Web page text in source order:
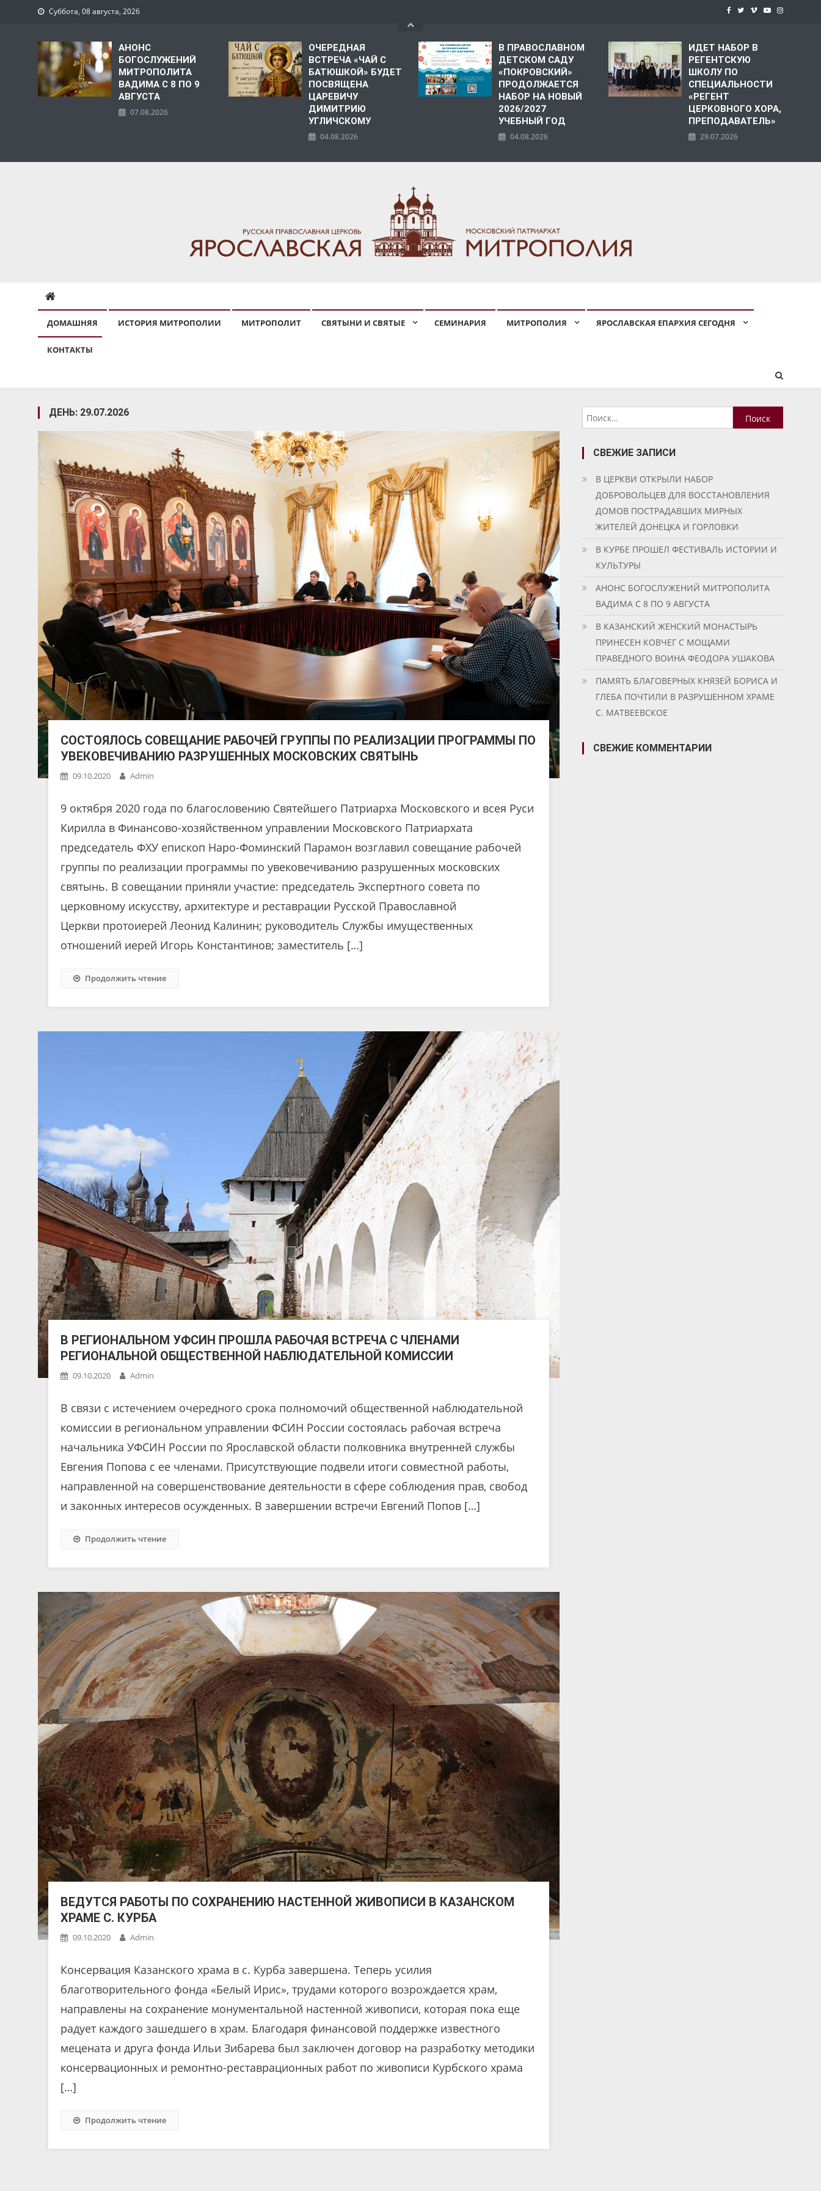
Суббота, 08 августа, 2026
АНОНС
БОГОСЛУЖЕНИЙ
МИТРОПОЛИТА
ВАДИМА С 8 ПО 9
АВГУСТА
07.08.2026
ОЧЕРЕДНАЯ
ВСТРЕЧА «ЧАЙ С
БАТЮШКОЙ» БУДЕТ
ПОСВЯЩЕНА
ЦАРЕВИЧУ
ДИМИТРИЮ
УГЛИЧСКОМУ
04.08.2026
В ПРАВОСЛАВНОМ
ДЕТСКОМ САДУ
«ПОКРОВСКИЙ»
ПРОДОЛЖАЕТСЯ
НАБОР НА НОВЫЙ
2026/2027
УЧЕБНЫЙ ГОД
04.08.2026
ИДЕТ НАБОР В
РЕГЕНТСКУЮ
ШКОЛУ ПО
СПЕЦИАЛЬНОСТИ
«РЕГЕНТ
ЦЕРКОВНОГО ХОРА,
ПРЕПОДАВАТЕЛЬ»
29.07.2026
ДОМАШНЯЯ ИСТОРИЯ МИТРОПОЛИИ МИТРОПОЛИТ СВЯТЫНИ И СВЯТЫЕ СЕМИНАРИЯ МИТРОПОЛИЯ ЯРОСЛАВСКАЯ ЕПАРХИЯ СЕГОДНЯ
КОНТАКТЫ
ДЕНЬ: 29.07.2026
СОСТОЯЛОСЬ СОВЕЩАНИЕ РАБОЧЕЙ ГРУППЫ ПО РЕАЛИЗАЦИИ ПРОГРАММЫ ПО
УВЕКОВЕЧИВАНИЮ РАЗРУШЕННЫХ МОСКОВСКИХ СВЯТЫНЬ
09.10.2020 Admin
9 октября 2020 года по благословению Святейшего Патриарха Московского и всея Руси
Кирилла в Финансово-хозяйственном управлении Московского Патриархата
председатель ФХУ епископ Наро-Фоминский Парамон возглавил совещание рабочей
группы по реализации программы по увековечиванию разрушенных московских
святынь. В совещании приняли участие: председатель Экспертного совета по
церковному искусству, архитектуре и реставрации Русской Православной
Церкви протоиерей Леонид Калинин; руководитель Службы имущественных
отношений иерей Игорь Константинов; заместитель […]
Продолжить чтение
В РЕГИОНАЛЬНОМ УФСИН ПРОШЛА РАБОЧАЯ ВСТРЕЧА С ЧЛЕНАМИ
РЕГИОНАЛЬНОЙ ОБЩЕСТВЕННОЙ НАБЛЮДАТЕЛЬНОЙ КОМИССИИ
09.10.2020 Admin
В связи с истечением очередного срока полномочий общественной наблюдательной
комиссии в региональном управлении ФСИН России состоялась рабочая встреча
начальника УФСИН России по Ярославской области полковника внутренней службы
Евгения Попова с ее членами. Присутствующие подвели итоги совместной работы,
направленной на совершенствование деятельности в сфере соблюдения прав, свобод
и законных интересов осужденных. В завершении встречи Евгений Попов […]
Продолжить чтение
ВЕДУТСЯ РАБОТЫ ПО СОХРАНЕНИЮ НАСТЕННОЙ ЖИВОПИСИ В КАЗАНСКОМ
ХРАМЕ С. КУРБА
09.10.2020 Admin
Консервация Казанского храма в с. Курба завершена. Теперь усилия
благотворительного фонда «Белый Ирис», трудами которого возрождается храм,
направлены на сохранение монументальной настенной живописи, которая пока еще
радует каждого зашедшего в храм. Благодаря финансовой поддержке известного
мецената и друга фонда Ильи Зибарева был заключен договор на разработку методики
консервационных и ремонтно-реставрационных работ по живописи Курбского храма
[…]
Продолжить чтение
Найти:
СВЕЖИЕ ЗАПИСИ
В ЦЕРКВИ ОТКРЫЛИ НАБОР
ДОБРОВОЛЬЦЕВ ДЛЯ ВОССТАНОВЛЕНИЯ
ДОМОВ ПОСТРАДАВШИХ МИРНЫХ
ЖИТЕЛЕЙ ДОНЕЦКА И ГОРЛОВКИ
В КУРБЕ ПРОШЕЛ ФЕСТИВАЛЬ ИСТОРИИ И
КУЛЬТУРЫ
АНОНС БОГОСЛУЖЕНИЙ МИТРОПОЛИТА
ВАДИМА С 8 ПО 9 АВГУСТА
В КАЗАНСКИЙ ЖЕНСКИЙ МОНАСТЫРЬ
ПРИНЕСЕН КОВЧЕГ С МОЩАМИ
ПРАВЕДНОГО ВОИНА ФЕОДОРА УШАКОВА
ПАМЯТЬ БЛАГОВЕРНЫХ КНЯЗЕЙ БОРИСА И
ГЛЕБА ПОЧТИЛИ В РАЗРУШЕННОМ ХРАМЕ
С. МАТВЕЕВСКОЕ
СВЕЖИЕ КОММЕНТАРИИ